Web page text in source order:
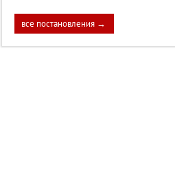
все постановления →